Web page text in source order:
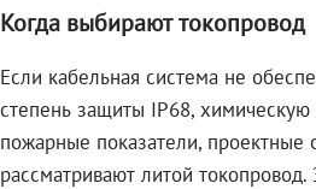
Когда выбирают токопровод
Если кабельная система не
степень защиты IP68, химическую
пожарные показатели, проектные
рассматривают литой